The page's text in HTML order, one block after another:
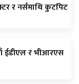
र नर्समाथि कुटपिट
ईडीएल र भीआरएस